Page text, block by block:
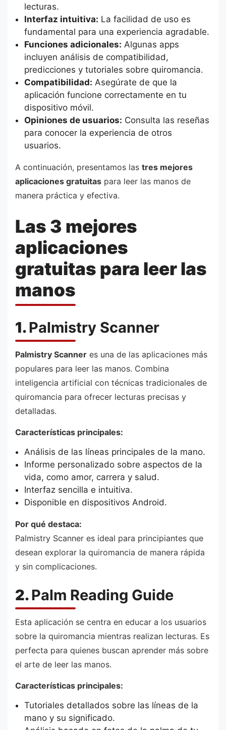
lecturas.
Interfaz intuitiva: La facilidad de uso es
fundamental para una experiencia agradable.
Funciones adicionales: Algunas apps
incluyen análisis de compatibilidad,
predicciones y tutoriales sobre quiromancia.
Compatibilidad: Asegúrate de que la
aplicación funcione correctamente en tu
dispositivo móvil.
Opiniones de usuarios: Consulta las reseñas
para conocer la experiencia de otros
usuarios.
A continuación, presentamos las tres mejores
aplicaciones gratuitas para leer las manos de
manera práctica y efectiva.
Las 3 mejores
aplicaciones
gratuitas para leer las
manos
1.Palmistry Scanner
Palmistry Scanner es una de las aplicaciones más
populares para leer las manos. Combina
inteligencia artificial con técnicas tradicionales de
quiromancia para ofrecer lecturas precisas y
detalladas.
Características principales:
Análisis de las líneas principales de la mano.
Informe personalizado sobre aspectos de la
vida, como amor, carrera y salud.
Interfaz sencilla e intuitiva.
Disponible en dispositivos Android.
Por qué destaca:
Palmistry Scanner es ideal para principiantes que
desean explorar la quiromancia de manera rápida
y sin complicaciones.
2.Palm Reading Guide
Esta aplicación se centra en educar a los usuarios
sobre la quiromancia mientras realizan lecturas. Es
perfecta para quienes buscan aprender más sobre
el arte de leer las manos.
Características principales:
Tutoriales detallados sobre las líneas de la
mano y su significado.